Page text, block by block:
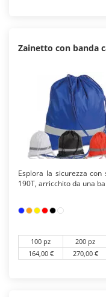
Zainetto con banda
Esplora la sicurezza
190T, arricchito da una
100 pz 200 pz
164,00 €
270,00 €